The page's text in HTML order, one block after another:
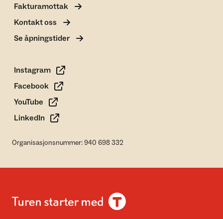
Fakturamottak
Kontakt oss
Se åpningstider
Instagram
Facebook
YouTube
LinkedIn
Organisasjonsnummer: 940 698 332